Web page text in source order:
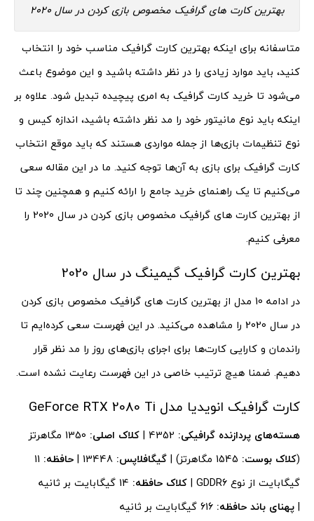
بهترین کارت های گرافیک مخصوص بازی کردن در سال 2020
متاسفانه برای اینکه بهترین کارت گرافیک مناسب خود را انتخاب
کنید، باید موارد زیادی را در نظر داشته باشید و این موضوع باعث
می‌شود تا خرید کارت گرافیک به امری پیچیده تبدیل شود. علاوه بر
اینکه باید نوع مانیتور خود را مد نظر داشته باشید، اندازه کیس و
نوع تنظیمات بازی‌ها از جمله مواردی هستند که باید موقع انتخاب
کارت گرافیک برای بازی به آن‌ها توجه کنید. ما در این مقاله سعی
می‌کنیم تا یک راهنمای خرید جامع را ارائه کنیم و همچنین چند تا
از بهترین کارت های گرافیک مخصوص بازی کردن در سال 2020 را
معرفی کنیم.
بهترین کارت گرافیک گیمینگ در سال 2020
در ادامه 10 مدل از بهترین کارت‌ های گرافیک مخصوص بازی کردن
در سال 2020 را مشاهده می‌کنید. در این فهرست سعی کرده‌ایم تا
راندمان و کارایی کارت‌ها برای اجرای بازی‌های روز را مد نظر قرار
دهیم. ضمنا هیچ ترتیب خاصی در این فهرست رعایت نشده است.
کارت گرافیک انویدیا مدل GeForce RTX 2080 Ti
هسته‌های پردازنده گرافیکی: کلاک اصلی:
1350 مگاهرتز
(کلاک بوست: گیگافلاپس: حافظه: 11
گیگابایت از نوع GDDR6 |
کلاک حافظه:
14 گیگابایت بر ثانیه
| پهنای باند حافظه: